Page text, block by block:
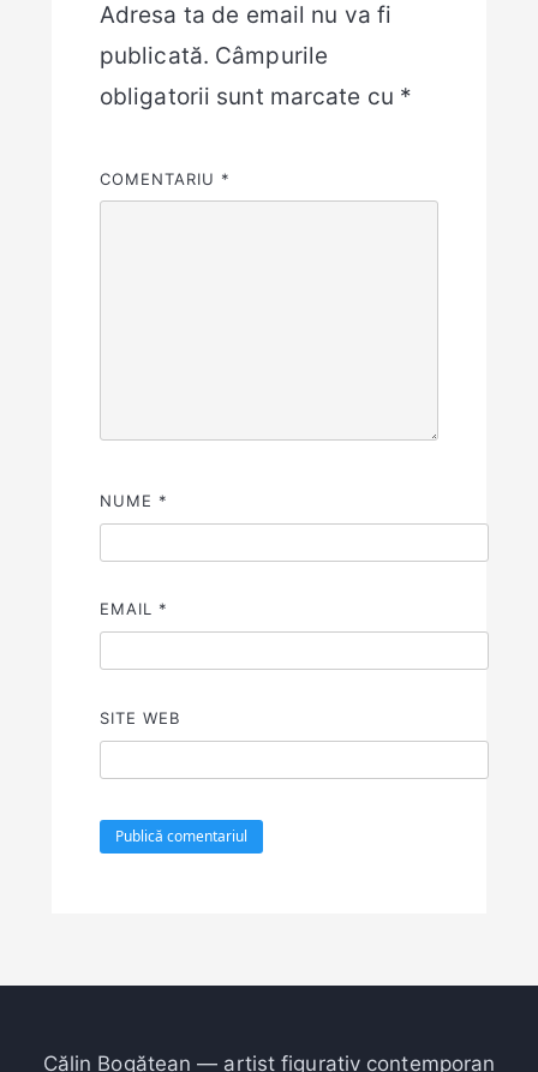
Adresa ta de email nu va fi
publicată. Câmpurile
obligatorii sunt marcate cu *
COMENTARIU *
NUME *
EMAIL *
SITE WEB
Călin Bogătean — artist figurativ contemporan